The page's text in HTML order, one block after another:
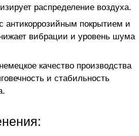
распределение воздуха.
антикоррозийным покрытием и
вибрации и уровень шума
качество производства
и стабильность